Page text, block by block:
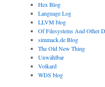
Hex Blog
Language Log
LLVM blog
Of Filesystems And Other
simmack.de Blog
The Old New Thing
Unwählbar
Volkard
WDS blog